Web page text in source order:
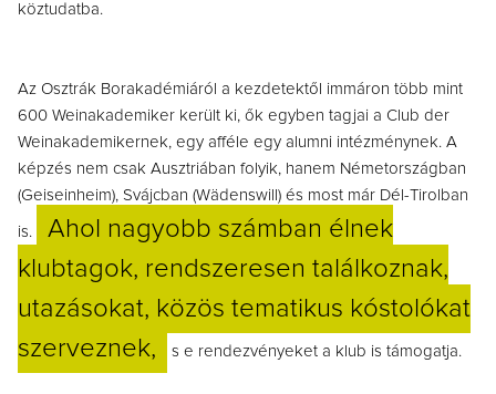
köztudatba.
Az Osztrák Borakadémiáról a kezdetektől immáron több mint
600 Weinakademiker került ki, ők egyben tagjai a Club der
Weinakademikernek, egy afféle egy alumni intézménynek. A
képzés nem csak Ausztriában folyik, hanem Németországban
(Geiseinheim), Svájcban (Wädenswill) és most már Dél-Tirolban
is.
Ahol nagyobb számban élnek
klubtagok, rendszeresen találkoznak,
utazásokat, közös tematikus kóstolókat
szerveznek,
s e rendezvényeket a klub is támogatja.